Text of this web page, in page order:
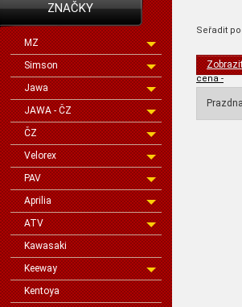
ZNAČKY
MZ
Simson
Jawa
JAWA - ČZ
ČZ
Velorex
PAV
Aprilia
ATV
Kawasaki
Keeway
Kentoya
Seřadit
cena -